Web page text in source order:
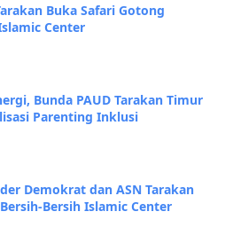
Buka Safari Gotong
Center
Bunda PAUD Tarakan Timur
Parenting Inklusi
Demokrat dan ASN Tarakan
Bersih Islamic Center